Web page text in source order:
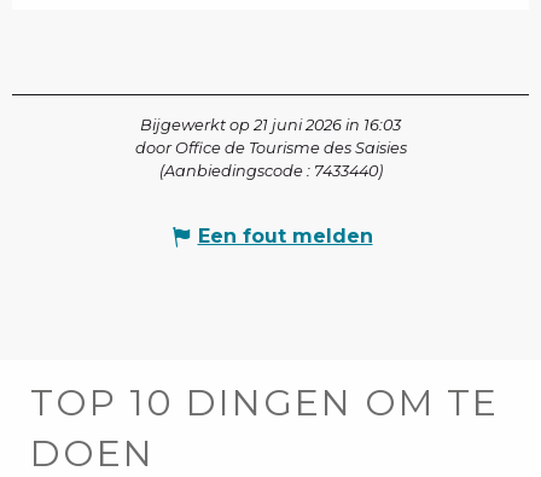
Bijgewerkt op 21 juni 2026 in 16:03
door Office de Tourisme des Saisies
(Aanbiedingscode : 7433440)
Een fout melden
TOP 10 DINGEN OM TE
DOEN